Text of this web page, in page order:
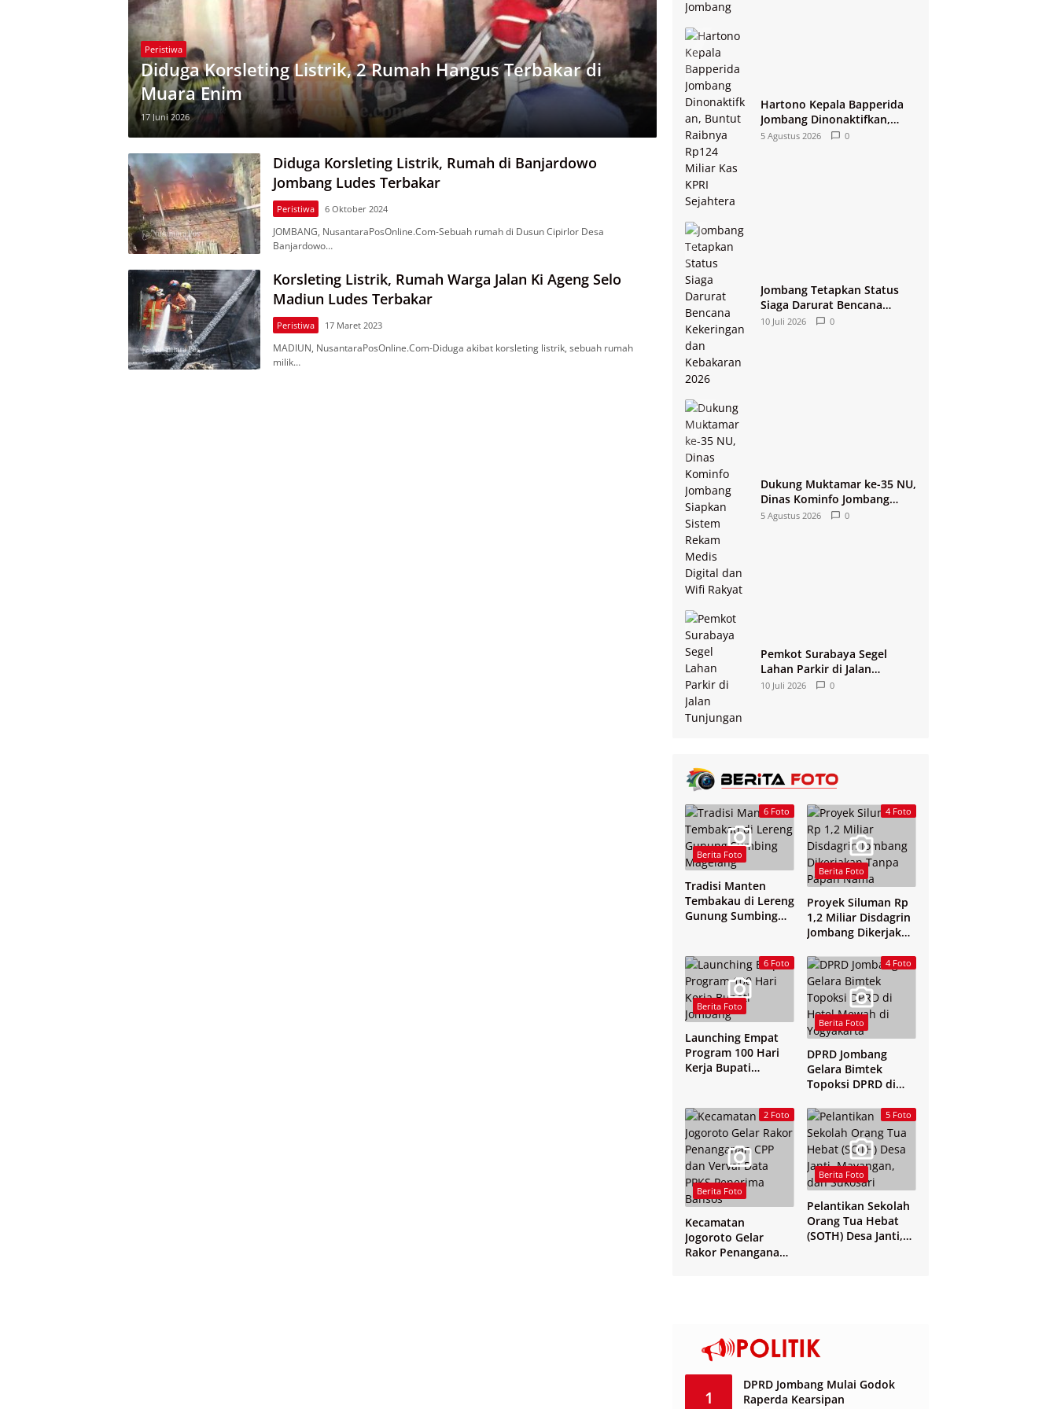
Peristiwa
Diduga Korsleting Listrik, 2 Rumah Hangus Terbakar di
Muara Enim
17 Juni 2026
Diduga Korsleting Listrik, Rumah di Banjardowo
Jombang Ludes Terbakar
Peristiwa 6 Oktober 2024
JOMBANG, NusantaraPosOnline.Com-Sebuah rumah di Dusun Cipirlor Desa
Banjardowo…
Korsleting Listrik, Rumah Warga Jalan Ki Ageng Selo
Madiun Ludes Terbakar
Peristiwa 17 Maret 2023
MADIUN, NusantaraPosOnline.Com-Diduga akibat korsleting listrik, sebuah rumah
milik…
Hartono Kepala Bapperida
Jombang Dinonaktifkan,
Buntut Raibnya Rp124 Miliar
5 Agustus 2026 0
Jombang Tetapkan Status
Siaga Darurat Bencana
Kekeringan dan Kebakaran
10 Juli 2026 0
Dukung Muktamar ke-35 NU,
Dinas Kominfo Jombang
Siapkan Sistem Rekam
5 Agustus 2026 0
Pemkot Surabaya Segel
Lahan Parkir di Jalan
Tunjungan
10 Juli 2026 0
6 Foto
Berita Foto
Tradisi Manten
Tembakau di Lereng
Gunung Sumbing
4 Foto
Berita Foto
Proyek Siluman Rp
1,2 Miliar Disdagrin
Jombang Dikerjakan
6 Foto
Berita Foto
Launching Empat
Program 100 Hari
Kerja Bupati
4 Foto
Berita Foto
DPRD Jombang
Gelara Bimtek
Topoksi DPRD di
Yogyakarta
2 Foto
Berita Foto
Kecamatan
Jogoroto Gelar
Rakor Penanganan
5 Foto
Berita Foto
Pelantikan Sekolah
Orang Tua Hebat
(SOTH) Desa Janti,
1
DPRD Jombang Mulai Godok
Raperda Kearsipan